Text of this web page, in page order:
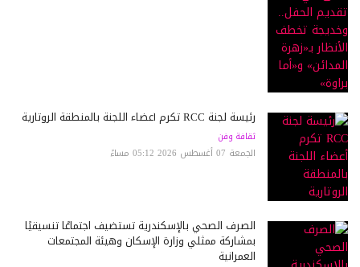
رئيسة لجنة RCC تكرم أعضاء اللجنة بالمنطقة الروتارية
ثقافة وفن
الجمعة 07 أغسطس 2026 05:12 مساءً
الصرف الصحي بالإسكندرية تستضيف اجتماعًا تنسيقيًا
بمشاركة ممثلي وزارة الإسكان وهيئة المجتمعات
العمرانية